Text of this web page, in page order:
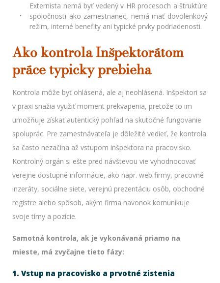
Externista nemá byť vedený v HR procesoch a štruktúre
spoločnosti ako zamestnanec, nemá mať dovolenkový
režim, interné benefity ani typické prvky podriadenosti.
Ako kontrola Inšpektorátom
práce typicky prebieha
Kontrola môže byť ohlásená, ale aj neohlásená. Inšpektori sa
v praxi snažia využiť moment prekvapenia, pretože to im
umožňuje získať autentický pohľad na skutočné fungovanie
spoluprác. Pre zamestnávateľa je dôležité vedieť, že kontrola
sa často nezačína až vstupom inšpektora na pracovisko.
Kontrolný orgán si ešte pred návštevou vie vyhodnocovať
verejne dostupné informácie, ako napr. web firmy, pracovné
inzeráty, sociálne siete, verejnú prezentáciu osôb, obchodné
registre alebo spôsob, akým firma navonok komunikuje
svoje tímy a pozície.
Samotná kontrola, ak je vykonávaná priamo na
mieste, má zvyčajne tieto fázy:
1. Vstup na pracovisko a prvotné zistenia